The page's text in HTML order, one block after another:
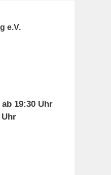
e.V.
19:30 Uhr
Uhr